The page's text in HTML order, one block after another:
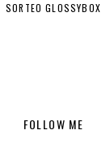
SORTEO GLOSSYBOX
FOLLOW ME